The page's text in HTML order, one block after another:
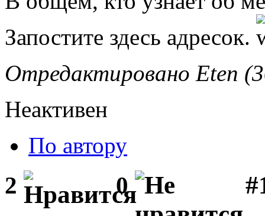
Запостите здесь адресок.
Отредактировано Eten
Неактивен
По автору
2 0